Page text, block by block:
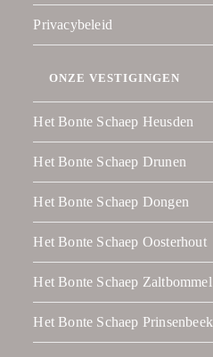
Privacybeleid
ONZE VESTIGINGEN
Het Bonte Schaep Heusden
Het Bonte Schaep Drunen
Het Bonte Schaep Dongen
Het Bonte Schaep Oosterhout
Het Bonte Schaep Zaltbommel
Het Bonte Schaep Prinsenbeek